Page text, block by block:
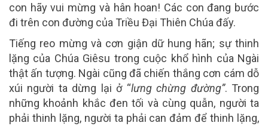
con hãy vui mừng và hân hoan! Các con đang bước
đi trên con đường của Triều Đại Thiên Chúa đấy.
Tiếng reo mừng và cơn giận dữ hung hãn; sự thinh
lặng của Chúa Giêsu trong cuộc khổ hình của Ngài
thật ấn tượng. Ngài cũng đã chiến thắng cơn cám dỗ
xúi người ta dừng lại ở “lưng chừng đường”. Trong
những khoảnh khắc đen tối và cùng quẫn, người ta
phải thinh lặng, người ta phải can đảm để thinh lặng,